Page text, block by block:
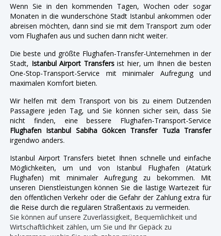
Wenn Sie in den kommenden Tagen, Wochen oder sogar
Monaten in die wunderschöne Stadt Istanbul ankommen oder
abreisen möchten, dann sind sie mit dem Transport zum oder
vom Flughafen aus und suchen dann nicht weiter.
Die beste und größte Flughafen-Transfer-Unternehmen in der
Stadt, Istanbul Airport Transfersist hier, um Ihnen die besten
One-Stop-Transport-Service mit minimaler Aufregung und
maximalen Komfort bieten.
Wir helfen mit dem Transport von bis zu einem Dutzenden
Passagiere jeden Tag, und Sie können sicher sein, dass Sie
nicht finden, eine bessere Flughafen-Transport-Service
Flughafen Istanbul Sabiha Gökcen Transfer Tuzla Transfer
irgendwo anders.
Istanbul Airport Transfers bietet Ihnen schnelle und einfache
Möglichkeiten, um und von Istanbul Flughafen (Atatürk
Flughafen) mit minimaler Aufregung zu bekommen. Mit
unseren Dienstleistungen können Sie die lästige Wartezeit für
den öffentlichen Verkehr oder die Gefahr der Zahlung extra für
die Reise durch die regulären Straßentaxis zu vermeiden.
Sie können auf unsere Zuverlässigkeit, Bequemlichkeit und
Wirtschaftlichkeit zählen, um Sie und Ihr Gepäck zu